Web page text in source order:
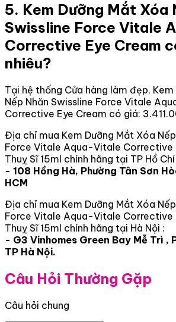
5. Kem Dưỡng Mắt Xóa
Swissline Force Vitale
Corrective Eye Cream
nhiêu?
Tại hệ thống Cửa hàng làm đẹp,
Nếp Nhăn Swissline Force Vitale
Corrective Eye Cream có giá:
Địa chỉ mua Kem Dưỡng Mắt Xóa
Force Vitale Aqua-Vitale Corrective
Thuỵ Sĩ 15ml chính hãng tại TP Hồ Chí
- 108 Hồng Hà, Phường Tân Sơn
HCM
Địa chỉ mua Kem Dưỡng Mắt Xóa
Force Vitale Aqua-Vitale Corrective
Thuỵ Sĩ 15ml chính hãng tại Hà Nội :
- G3 Vinhomes Green Bay Mễ Trì ,
TP Hà Nội.
Câu Hỏi Thường Gặp
Câu hỏi chung